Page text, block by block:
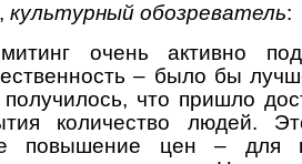
, культурный обозреватель:
очень активно
– было бы
получилось, что пришло
количество людей.
повышение цен – для